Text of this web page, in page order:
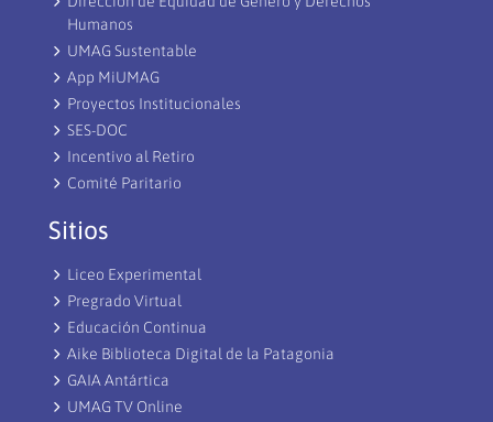
Humanos
UMAG Sustentable
App MiUMAG
Proyectos Institucionales
SES-DOC
Incentivo al Retiro
Comité Paritario
Sitios
Liceo Experimental
Pregrado Virtual
Educación Continua
Aike Biblioteca Digital de la Patagonia
GAIA Antártica
UMAG TV Online